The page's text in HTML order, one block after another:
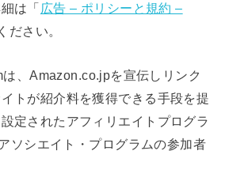
は「 広告 – ポリシーと規約 –
ださい。
、Amazon.co.jpを宣伝しリンク
トが紹介料を獲得できる手段を提
定されたアフィリエイトプログラ
ソシエイト・プログラムの参加者